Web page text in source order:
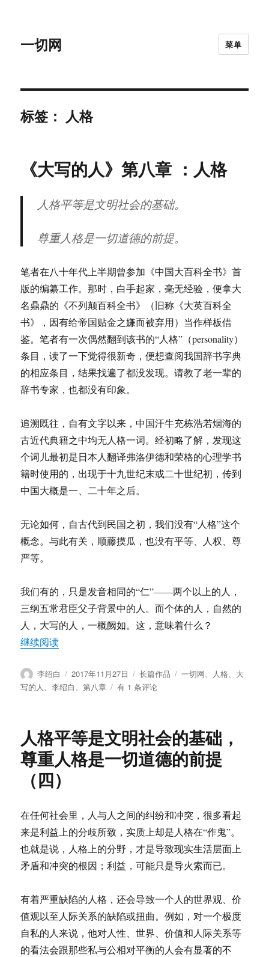
一切网 菜单
标签： 人格
《大写的人》第八章 ：人格
人格平等是文明社会的基础。
尊重人格是一切道德的前提。
笔者在八十年代上半期曾参加《中国大百科全书》首
版的编纂工作。那时，白手起家，毫无经验，便拿大
名鼎鼎的《不列颠百科全书》（旧称《大英百科全
书》，因有给帝国贴金之嫌而被弃用）当作样板借
鉴。笔者有一次偶然翻到该书的“人格”（personality）
条目，读了一下觉得很新奇，便想查阅我国辞书字典
的相应条目，结果找遍了都没发现。请教了老一辈的
辞书专家，也都没有印象。
追溯既往，自有文字以来，中国汗牛充栋浩若烟海的
古近代典籍之中均无人格一词。经初略了解，发现这
个词儿最初是日本人翻译弗洛伊德和荣格的心理学书
籍时使用的，出现于十九世纪末或二十世纪初，传到
中国大概是一、二十年之后。
无论如何，自古代到民国之初，我们没有“人格”这个
概念。与此有关，顺藤摸瓜，也没有平等、人权、尊
严等。
我们有的，只是发音相同的“仁”——两个以上的人，
三纲五常君臣父子背景中的人。而个体的人，自然的
人，大写的人，一概阙如。这，意味着什么？
继续阅读“《大写的人》第八章 ：人格”
作
者
李绍白
发
布
2017年11月27日
分
类
长篇作品
标
一切网、 人格、 大
写的人、李绍白、第八章
《大
第
八
章
有 1 条评论
人格平等是文明社会的基础，
尊重人格是一切道德的前提
（四）
在任何社会里，人与人之间的纠纷和冲突，很多看起
来是利益上的分歧所致，实质上却是人格在“作鬼”。
也就是说，人格上的分野，才是导致现实生活层面上
矛盾和冲突的根因；利益，可能只是导火索而已。
有着严重缺陷的人格，还会导致一个人的世界观、价
值观以至人际关系的缺陷或扭曲。例如，对一个极度
自私的人来说，他对人性、世界、价值和人际关系等
的看法会跟那些私与公相对平衡的人会有显著的不